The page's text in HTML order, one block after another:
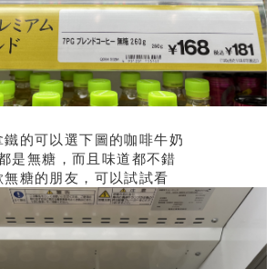
鐵的可以選下圖的咖啡牛奶
是無糖，而且味道都不錯
無糖的朋友，可以試試看